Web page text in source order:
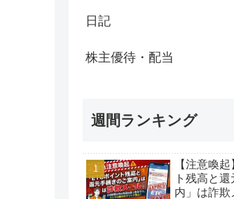
日記
株主優待・配当
週間ランキング
【注意喚
ト残高と
内」は詐欺